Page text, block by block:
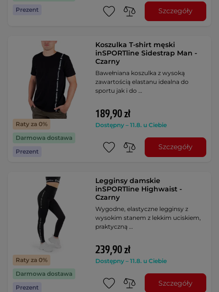
Prezent
Szczegóły
Raty za 0%
Darmowa dostawa
Prezent
Koszulka T-shirt męski
inSPORTline Sidestrap Man -
Czarny
Bawełniana koszulka z wysoką
zawartością elastanu idealna do
sportu jak i do …
189,90 zł
Dostępny – 11.8. u Ciebie
Szczegóły
Raty za 0%
Darmowa dostawa
Prezent
Legginsy damskie
inSPORTline Highwaist -
Czarny
Wygodne, elastyczne legginsy z
wysokim stanem z lekkim uciskiem,
praktyczną …
239,90 zł
Dostępny – 11.8. u Ciebie
Szczegóły